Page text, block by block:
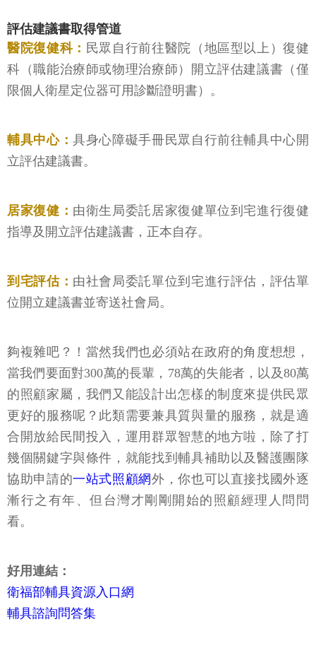
評估建議書取得管道
醫院復健科： 民眾自行前往醫院（地區型以上）復健
科（職能治療師或物理治療師）開立評估建議書（僅
限個人衛星定位器可用診斷證明書）。
輔具中心：具身心障礙手冊民眾自行前往輔具中心開
立評估建議書。
居家復健： 由衛生局委託居家復健單位到宅進行復健
指導及開立評估建議書，正本自存。
到宅評估： 由社會局委託單位到宅進行評估，評估單
位開立建議書並寄送社會局。
夠複雜吧？！當然我們也必須站在政府的角度想想，
當我們要面對300萬的長輩，78萬的失能者，以及80萬
的照顧家屬，我們又能設計出怎樣的制度來提供民眾
更好的服務呢？此類需要兼具質與量的服務，就是適
合開放給民間投入，運用群眾智慧的地方啦，除了打
幾個關鍵字與條件，就能找到輔具補助以及醫護團隊
協助申請的一站式照顧網外，你也可以直接找國外逐
漸行之有年、但台灣才剛剛開始的照顧經理人問問
看。
好用連結：
衛福部輔具資源入口網
輔具諮詢問答集